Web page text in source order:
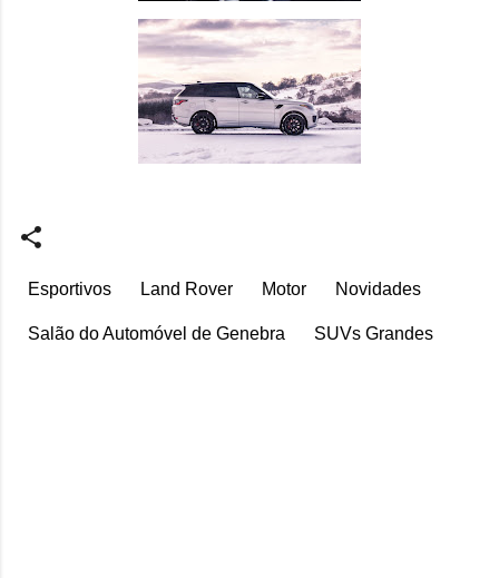
Esportivos Land Rover Motor Novidades
Salão do Automóvel de Genebra SUVs Grandes